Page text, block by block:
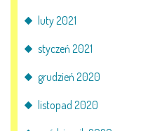
luty 2021
styczeń 2021
grudzień 2020
listopad 2020